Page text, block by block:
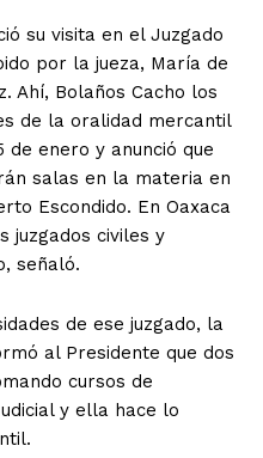
su visita en el Juzgado
por la jueza, María de
Ahí, Bolaños Cacho los
de la oralidad mercantil
enero y anunció que
salas en la materia en
Escondido. En Oaxaca
juzgados civiles y
señaló.
de ese juzgado, la
al Presidente que dos
cursos de
y ella hace lo